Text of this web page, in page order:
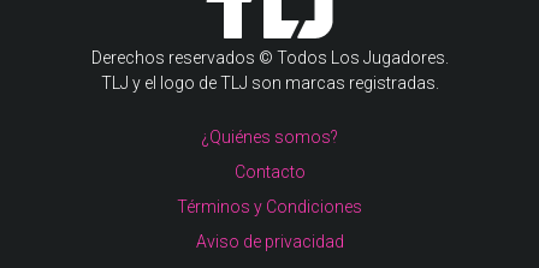
Derechos reservados © Todos Los Jugadores.
TLJ y el logo de TLJ son marcas registradas.
¿Quiénes somos?
Contacto
Términos y Condiciones
Aviso de privacidad